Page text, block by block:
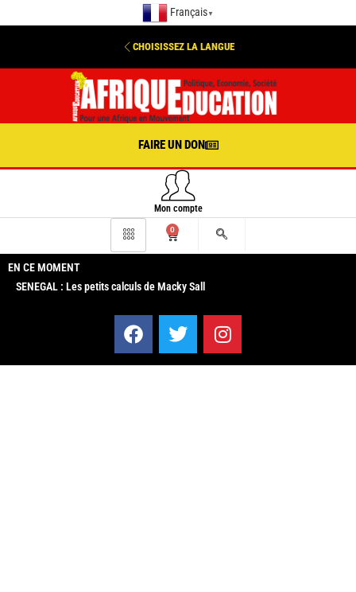
Français ▼
CHOISISSEZ LA LANGUE
FAIRE UN DON
Mon compte
0
EN CE MOMENT
SENEGAL : Les petits calculs de Macky Sall